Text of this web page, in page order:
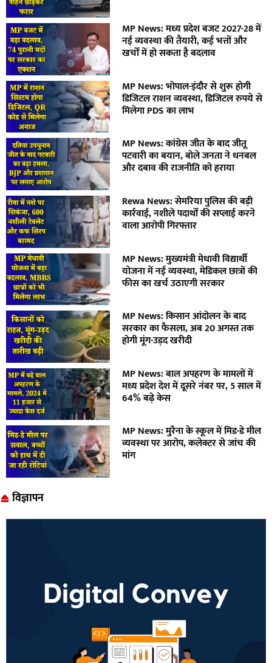
MP News: मध्य प्रदेश बजट 2027-28 में
नई व्यवस्था की तैयारी, कई भत्तों और
खर्चों में हो सकता है बदलाव
MP News: भोपाल-इंदौर से शुरू होगी
डिजिटल राशन व्यवस्था, डिजिटल रुपये से
मिलेगा PDS का लाभ
MP News: कांग्रेस जीत के बाद जीतू
पटवारी का बयान, बोले जनता ने धनबल
और दबाव की राजनीति को हराया
Rewa News: सेमरिया पुलिस की बड़ी
कार्रवाई, नशीले पदार्थों की सप्लाई करने
वाला आरोपी गिरफ्तार
MP News: मुख्यमंत्री मेधावी विद्यार्थी
योजना में नई व्यवस्था, मेडिकल छात्रों की
फीस का खर्च उठाएगी सरकार
MP News: किसान आंदोलन के बाद
सरकार का फैसला, अब 20 अगस्त तक
होगी मूंग-उड़द खरीदी
MP News: बाल अपहरण के मामलों में
मध्य प्रदेश देश में दूसरे नंबर पर, 5 साल में
64% बढ़े केस
MP News: मुरैना के स्कूल में मिड-डे मील
व्यवस्था पर आरोप, कलेक्टर से जांच की
मांग
विज्ञापन